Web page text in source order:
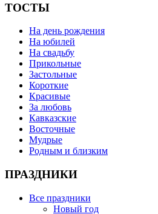
ТОСТЫ
На день рождения
На юбилей
На свадьбу
Прикольные
Застольные
Короткие
Красивые
За любовь
Кавказские
Восточные
Мудрые
Родным и близким
ПРАЗДНИКИ
Все праздники
Новый год